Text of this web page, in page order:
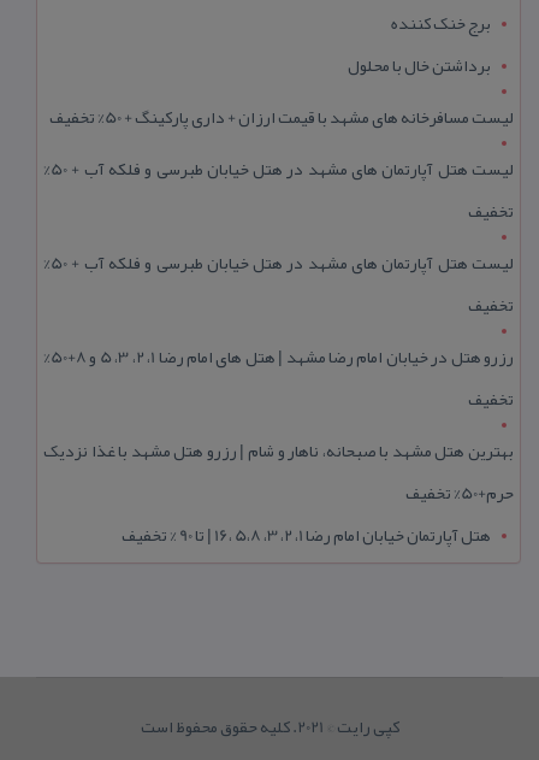
برج خنک کننده
برداشتن خال با محلول
لیست مسافرخانه های مشهد با قیمت ارزان + داری پارکینگ + 50% تخفیف
لیست هتل آپارتمان های مشهد در هتل خیابان طبرسی و فلکه آب + 50%
تخفیف
لیست هتل آپارتمان های مشهد در هتل خیابان طبرسی و فلکه آب + 50%
تخفیف
رزرو هتل در خیابان امام رضا مشهد | هتل‌ های امام رضا 1، 2، 3، 5 و 8+50%
تخفیف
بهترین هتل مشهد با صبحانه، ناهار و شام | رزرو هتل مشهد با غذا نزدیک
حرم+50% تخفیف
هتل آپارتمان خیابان امام رضا 1، 2، 3، 5،8 ،16 | تا 90 % تخفیف
کپی رایت © 2021. کلیه حقوق محفوظ است